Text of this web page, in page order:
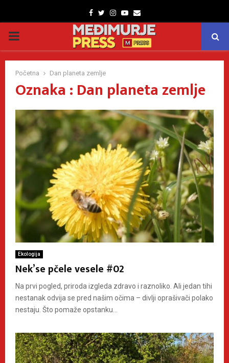
Facebook
TwitterInstagram
Youtube
Email
PRIMARY
MENU
Početna Dan planeta zemlje
Oznaka : Dan planeta zemlje
Ekologija
Nek’se pčele vesele #02
Na prvi pogled, priroda izgleda zdravo i raznoliko. Ali jedan tihi
nestanak odvija se pred našim očima – divlji oprašivači polako
nestaju. Što pomaže opstanku...